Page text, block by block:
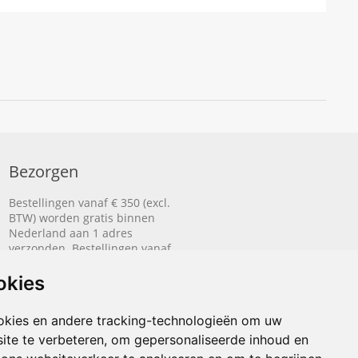
en andere tracking-technologieën om uw
te verbeteren, om gepersonaliseerde inhoud en
Bezorgen
Bestellingen vanaf € 350 (excl.
BTW) worden gratis binnen
Nederland aan 1 adres
verzonden. Bestellingen vanaf
gratis naar België aan 1 adres
verzonden.
Lees hier hoe het bezorgen
werkt.